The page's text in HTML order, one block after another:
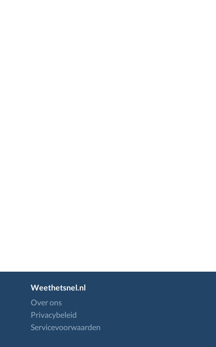
Weethetsnel.nl
Over ons
Privacybeleid
Servicevoorwaarden